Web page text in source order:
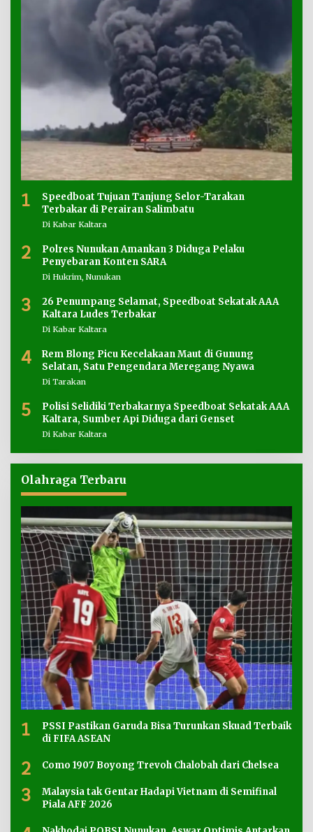
1
Speedboat Tujuan Tanjung Selor-Tarakan
Terbakar di Perairan Salimbatu
Di Kabar Kaltara
2
Polres Nunukan Amankan 3 Diduga Pelaku
Penyebaran Konten SARA
Di Hukrim, Nunukan
3
26 Penumpang Selamat, Speedboat Sekatak AAA
Kaltara Ludes Terbakar
Di Kabar Kaltara
4
Rem Blong Picu Kecelakaan Maut di Gunung
Selatan, Satu Pengendara Meregang Nyawa
Di Tarakan
5
Polisi Selidiki Terbakarnya Speedboat Sekatak AAA
Kaltara, Sumber Api Diduga dari Genset
Di Kabar Kaltara
Olahraga Terbaru
1
PSSI Pastikan Garuda Bisa Turunkan Skuad Terbaik
di FIFA ASEAN
2 Como 1907 Boyong Trevoh Chalobah dari Chelsea
3
Malaysia tak Gentar Hadapi Vietnam di Semifinal
Piala AFF 2026